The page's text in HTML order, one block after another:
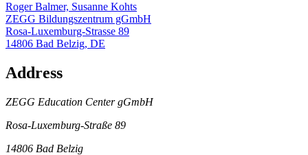
Roger Balmer, Susanne Kohts
ZEGG Bildungszentrum gGmbH
Rosa-Luxemburg-Strasse 89
14806 Bad Belzig, DE
Address
ZEGG Education Center gGmbH
Rosa-Luxemburg-Straße 89
14806 Bad Belzig